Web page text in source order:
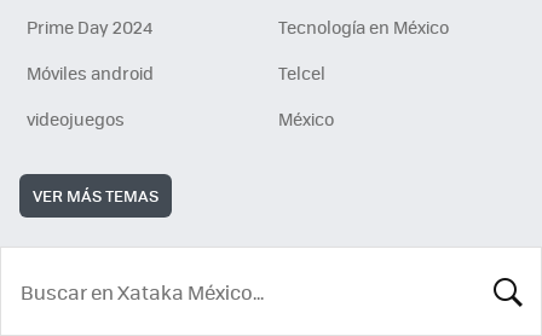
Prime Day 2024
Tecnología en México
Móviles android
Telcel
videojuegos
México
VER MÁS TEMAS